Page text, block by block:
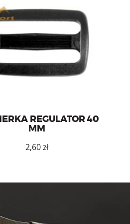
regulator o szerokości 40
mm.
REGULATOR 40
MM
2,60zł